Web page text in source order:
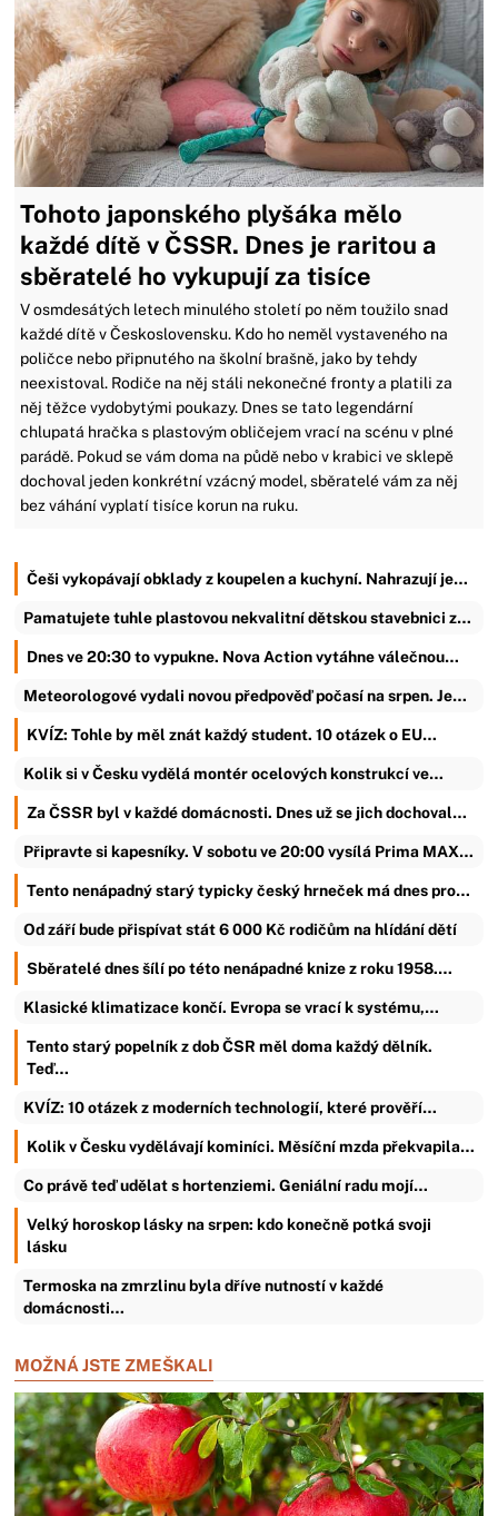
Tohoto japonského plyšáka mělo
každé dítě v ČSSR. Dnes je raritou a
sběratelé ho vykupují za tisíce
V osmdesátých letech minulého století po něm toužilo snad
každé dítě v Československu. Kdo ho neměl vystaveného na
poličce nebo připnutého na školní brašně, jako by tehdy
neexistoval. Rodiče na něj stáli nekonečné fronty a platili za
něj těžce vydobytými poukazy. Dnes se tato legendární
chlupatá hračka s plastovým obličejem vrací na scénu v plné
parádě. Pokud se vám doma na půdě nebo v krabici ve sklepě
dochoval jeden konkrétní vzácný model, sběratelé vám za něj
bez váhání vyplatí tisíce korun na ruku.
Češi vykopávají obklady z koupelen a kuchyní. Nahrazují je…
Pamatujete tuhle plastovou nekvalitní dětskou stavebnici z…
Dnes ve 20:30 to vypukne. Nova Action vytáhne válečnou…
Meteorologové vydali novou předpověď počasí na srpen. Je…
KVÍZ: Tohle by měl znát každý student. 10 otázek o EU…
Kolik si v Česku vydělá montér ocelových konstrukcí ve…
Za ČSSR byl v každé domácnosti. Dnes už se jich dochoval…
Připravte si kapesníky. V sobotu ve 20:00 vysílá Prima MAX…
Tento nenápadný starý typicky český hrneček má dnes pro…
Od září bude přispívat stát 6 000 Kč rodičům na hlídání dětí
Sběratelé dnes šílí po této nenápadné knize z roku 1958.…
Klasické klimatizace končí. Evropa se vrací k systému,…
Tento starý popelník z dob ČSR měl doma každý dělník.
Teď…
KVÍZ: 10 otázek z moderních technologií, které prověří…
Kolik v Česku vydělávají kominíci. Měsíční mzda překvapila…
Co právě teď udělat s hortenziemi. Geniální radu mojí…
Velký horoskop lásky na srpen: kdo konečně potká svoji
lásku
Termoska na zmrzlinu byla dříve nutností v každé
domácnosti…
MOŽNÁ JSTE ZMEŠKALI